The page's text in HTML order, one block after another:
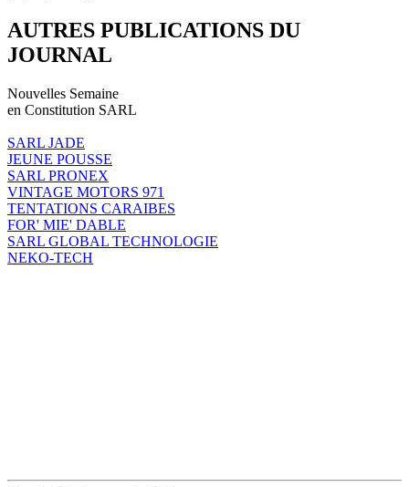
AUTRES PUBLICATIONS DU
JOURNAL
Nouvelles Semaine
en Constitution SARL
SARL JADE
JEUNE POUSSE
SARL PRONEX
VINTAGE MOTORS 971
TENTATIONS CARAIBES
FOR' MIE' DABLE
SARL GLOBAL TECHNOLOGIE
NEKO-TECH